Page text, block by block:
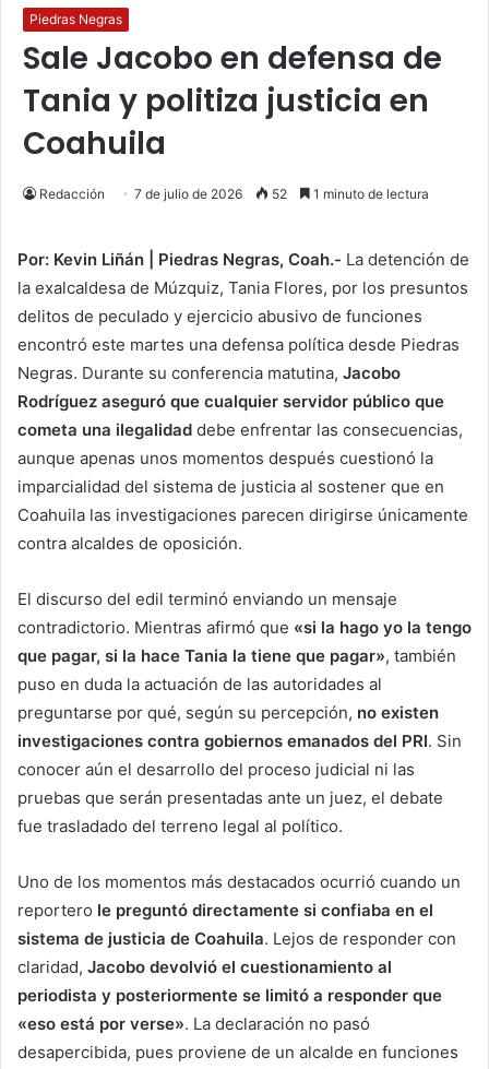
Piedras Negras
Sale Jacobo en defensa de
Tania y politiza justicia en
Coahuila
Redacción 7 de julio de 2026 52 1 minuto de lectura
Por: Kevin Liñán | Piedras Negras, Coah.- La detención de
la exalcaldesa de Múzquiz, Tania Flores, por los presuntos
delitos de peculado y ejercicio abusivo de funciones
encontró este martes una defensa política desde Piedras
Negras. Durante su conferencia matutina, Jacobo
Rodríguez aseguró que cualquier servidor público que
cometa una ilegalidad debe enfrentar las consecuencias,
aunque apenas unos momentos después cuestionó la
imparcialidad del sistema de justicia al sostener que en
Coahuila las investigaciones parecen dirigirse únicamente
contra alcaldes de oposición.
El discurso del edil terminó enviando un mensaje
contradictorio. Mientras afirmó que «si la hago yo la tengo
que pagar, si la hace Tania la tiene que pagar», también
puso en duda la actuación de las autoridades al
preguntarse por qué, según su percepción, no existen
investigaciones contra gobiernos emanados del PRI. Sin
conocer aún el desarrollo del proceso judicial ni las
pruebas que serán presentadas ante un juez, el debate
fue trasladado del terreno legal al político.
Uno de los momentos más destacados ocurrió cuando un
reportero le preguntó directamente si confiaba en el
sistema de justicia de Coahuila. Lejos de responder con
claridad, Jacobo devolvió el cuestionamiento al
periodista y posteriormente se limitó a responder que
«eso está por verse». La declaración no pasó
desapercibida, pues proviene de un alcalde en funciones